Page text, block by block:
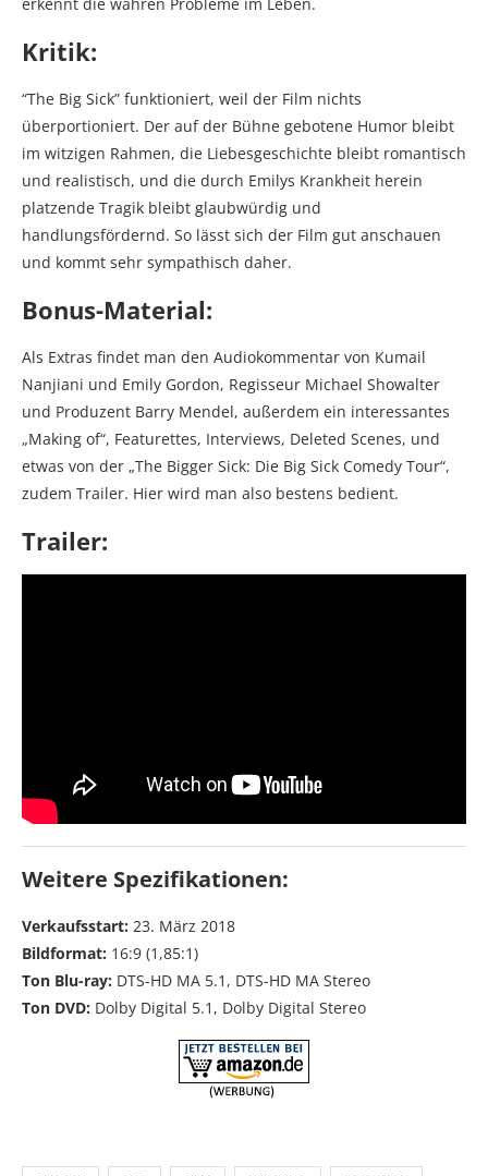
Kritik:
“The Big Sick” funktioniert, weil der Film nichts
überportioniert. Der auf der Bühne gebotene Humor bleibt
im witzigen Rahmen, die Liebesgeschichte bleibt romantisch
und realistisch, und die durch Emilys Krankheit herein
platzende Tragik bleibt glaubwürdig und
handlungsfördernd. So lässt sich der Film gut anschauen
und kommt sehr sympathisch daher.
Bonus-Material:
Als Extras findet man den Audiokommentar von Kumail
Nanjiani und Emily Gordon, Regisseur Michael Showalter
und Produzent Barry Mendel, außerdem ein interessantes
„Making of“, Featurettes, Interviews, Deleted Scenes, und
etwas von der „The Bigger Sick: Die Big Sick Comedy Tour“,
zudem Trailer. Hier wird man also bestens bedient.
Trailer:
Weitere Spezifikationen:
Verkaufsstart: 23. März 2018
Bildformat: 16:9 (1,85:1)
Ton Blu-ray: DTS-HD MA 5.1, DTS-HD MA Stereo
Ton DVD: Dolby Digital 5.1, Dolby Digital Stereo